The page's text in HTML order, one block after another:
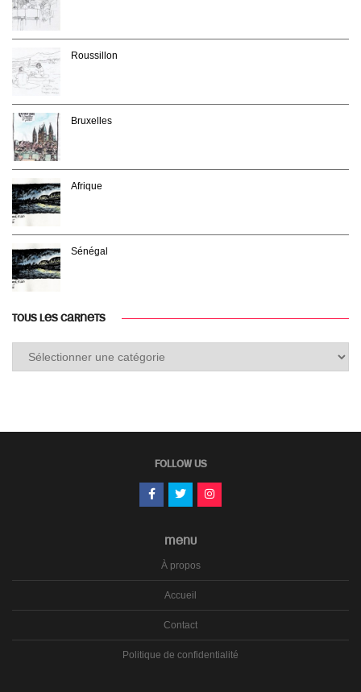
Roussillon
Bruxelles
Afrique
Sénégal
TOUS LES CARNETS
FOLLOW US
MENU
À propos
Accueil
Contact
Politique de confidentialité